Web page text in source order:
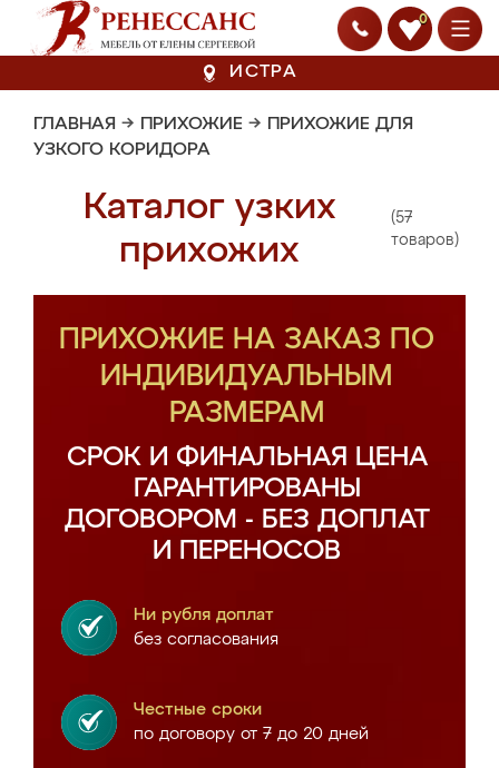
0
ИСТРА
ГЛАВНАЯ → ПРИХОЖИЕ → ПРИХОЖИЕ ДЛЯ
УЗКОГО КОРИДОРА
Каталог узких
прихожих
(57
товаров)
ПРИХОЖИЕ НА ЗАКАЗ ПО
ИНДИВИДУАЛЬНЫМ
РАЗМЕРАМ
СРОК И ФИНАЛЬНАЯ ЦЕНА
ГАРАНТИРОВАНЫ
ДОГОВОРОМ - БЕЗ ДОПЛАТ
И ПЕРЕНОСОВ
Ни рубля доплат
без согласования
Честные сроки
по договору от 7 до 20 дней